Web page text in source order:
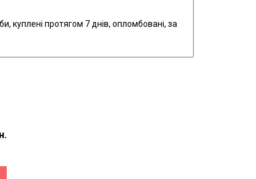
куплені протягом 7 днів, опломбовані, за